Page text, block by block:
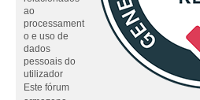
ao
processament
o e uso de
dados
pessoais do
utilizador
Este fórum